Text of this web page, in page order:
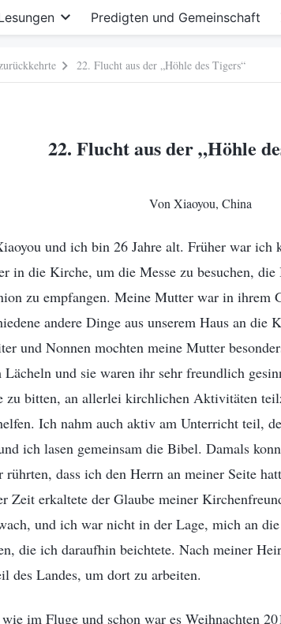
Predigten und Gemeinschaft
22. Flucht aus der „Höhle des Tigers“
22. Flucht aus der „Höhle
Von Xiaoyou, China
und ich bin 26 Jahre alt. Früher war
in die Kirche, um die Messe zu besuchen,
zu empfangen. Meine Mutter war in ihrem
andere Dinge aus unserem Haus an die
und Nonnen mochten meine Mutter
Lächeln und sie waren ihr sehr freundlich
zu bitten, an allerlei kirchlichen Aktivitäten
Ich nahm auch aktiv am Unterricht teil,
ich lasen gemeinsam die Bibel. Damals
rührten, dass ich den Herrn an meiner Seite
Zeit erkaltete der Glaube meiner
und ich war nicht in der Lage, mich an
die ich daraufhin beichtete. Nach meiner
des Landes, um dort zu arbeiten.
im Fluge und schon war es Weihnachten